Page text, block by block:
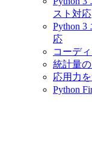
スト対応
Python
応
コーデ
統計量
応用力
Python